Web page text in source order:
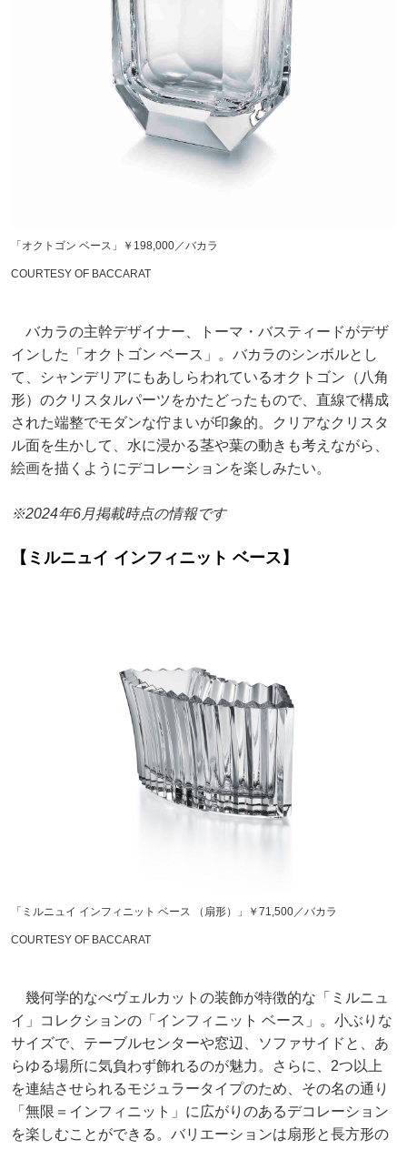
「オクトゴン ベース」￥198,000／バカラ
COURTESY OF BACCARAT
バカラの主幹デザイナー、トーマ・バスティードがデザ
インした「オクトゴン ベース」。バカラのシンボルとし
て、シャンデリアにもあしらわれているオクトゴン（八角
形）のクリスタルパーツをかたどったもので、直線で構成
された端整でモダンな佇まいが印象的。クリアなクリスタ
ル面を生かして、水に浸かる茎や葉の動きも考えながら、
絵画を描くようにデコレーションを楽しみたい。
※2024年6月掲載時点の情報です
【ミルニュイ インフィニット ベース】
「ミルニュイ インフィニット ベース （扇形）」￥71,500／バカラ
COURTESY OF BACCARAT
幾何学的なべヴェルカットの装飾が特徴的な「ミルニュ
イ」コレクションの「インフィニット ベース」。小ぶりな
サイズで、テーブルセンターや窓辺、ソファサイドと、あ
らゆる場所に気負わず飾れるのが魅力。さらに、2つ以上
を連結させられるモジュラータイプのため、その名の通り
「無限＝インフィニット」に広がりのあるデコレーション
を楽しむことができる。バリエーションは扇形と長方形の